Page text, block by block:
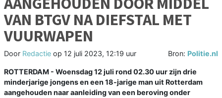
VAN BTGV NA DIEFSTAL MET
VUURWAPEN
Door Redactie op 12 juli 2023, 12:19 uur Bron: Politie.nl
ROTTERDAM - Woensdag 12 juli rond 02.30 uur zijn drie
minderjarige jongens en een 18-jarige man uit Rotterdam
aangehouden naar aanleiding van een beroving onder